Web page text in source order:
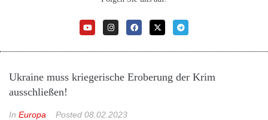
Ukraine muss kriegerische Eroberung der Krim
ausschließen!
In Europa Posted 08.02.2023